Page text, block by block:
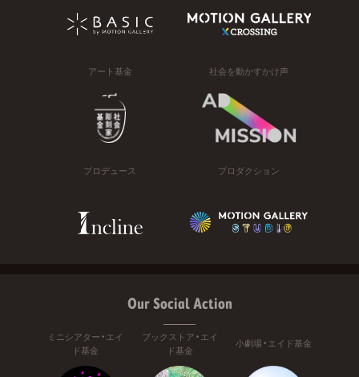
アート基金 社会を動かすかけ声
プロデュース プロダクション
Our Social Action
ミニシアター・エイ
ド基金
ブックストア・エイ
ド基金
小劇場・エイド基金